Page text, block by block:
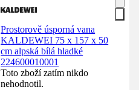
Prostorově úsporná vana
KALDEWEI 75 x 157 x 50
cm alpská bílá hladké
224600010001
Toto zboží zatím nikdo
nehodnotil.